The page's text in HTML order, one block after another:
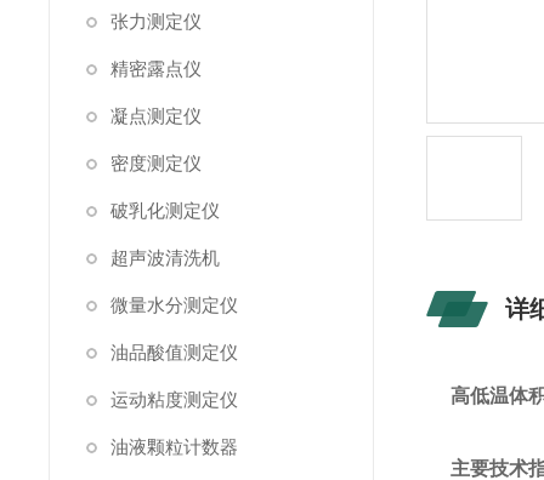
张力测定仪
精密露点仪
凝点测定仪
密度测定仪
破乳化测定仪
超声波清洗机
微量水分测定仪
油品酸值测定仪
运动粘度测定仪
油液颗粒计数器
详
高低温体
主要技术